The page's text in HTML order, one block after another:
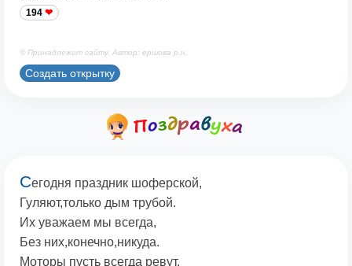
194
© Принадлежит сайту. Автор: ершова р.н.
Создать открытку
Сегодня праздник шоферской,
Гуляют,только дым трубой.
Их уважаем мы всегда,
Без них,конечно,никуда.
Моторы пусть всегда ревут,